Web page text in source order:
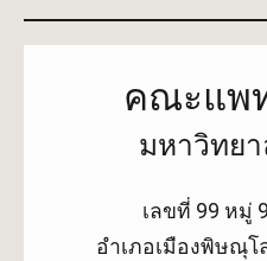
คณะแพ
มหาวิทยา
เลขที่ 99 หมู่
อำเภอเมืองพิษณุ